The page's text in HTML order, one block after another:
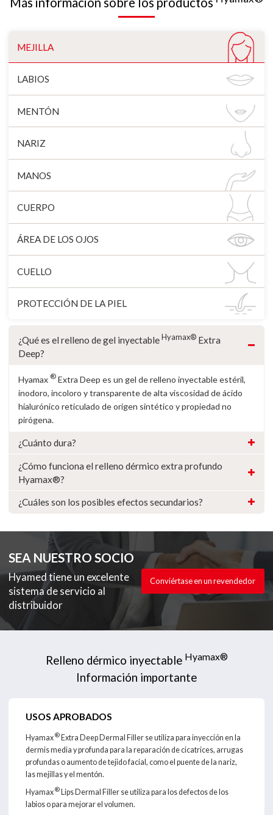
MEJILLA
LABIOS
MENTÓN
NARIZ
MANOS
CUERPO
ÁREA DE LOS OJOS
CUELLO
PROTECCIÓN DE LA PIEL
¿Qué es el relleno de gel inyectableHyamax®Extra
Deep?
Hyamax ®Extra Deep es un gel de relleno inyectable estéril,
inodoro, incoloro y transparente de alta viscosidad de ácido
hialurónico reticulado de origen sintético y propiedad no
pirógena.
¿Cuánto dura?
¿Cómo funciona el relleno dérmico extra profundo
Hyamax®?
¿Cuáles son los posibles efectos secundarios?
SEA NUESTRO SOCIO
Hyamed tiene un excelente
sistema de servicio al
distribuidor
Conviértase en un revendedor
Relleno dérmico inyectable Hyamax®
Información importante
USOS APROBADOS
Hyamax® Extra Deep Dermal Filler se utiliza para inyección en la
dermis media y profunda para la reparación de cicatrices, arrugas
profundas o aumento de tejido facial, como el puente de la nariz,
las mejillas y el mentón.
Hyamax® Lips Dermal Filler se utiliza para los defectos de los
labios o para mejorar el volumen.